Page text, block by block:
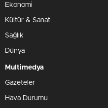
Ekonomi
Kültür & Sanat
Sağlık
Dünya
Multimedya
Gazeteler
Hava Durumu